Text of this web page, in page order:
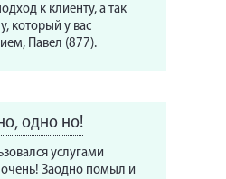
к клиенту, а так
который у вас
Павел (877).
одно но!
услугами
очень! Заодно помыл и